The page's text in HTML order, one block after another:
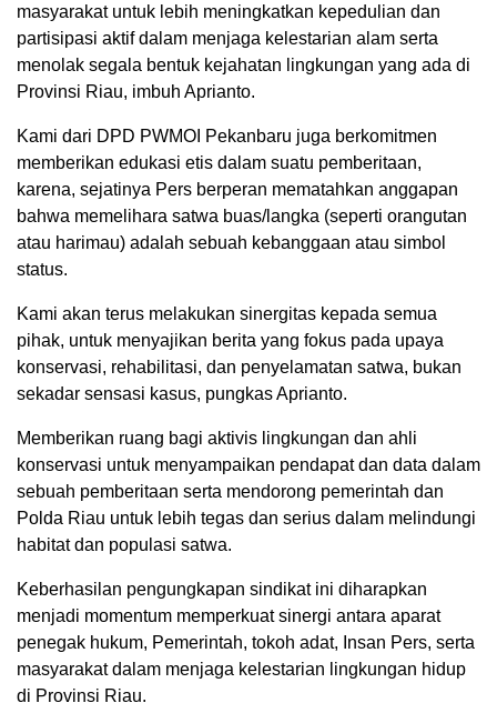
masyarakat untuk lebih meningkatkan kepedulian dan
partisipasi aktif dalam menjaga kelestarian alam serta
menolak segala bentuk kejahatan lingkungan yang ada di
Provinsi Riau, imbuh Aprianto.
Kami dari DPD PWMOI Pekanbaru juga berkomitmen
memberikan edukasi etis dalam suatu pemberitaan,
karena, sejatinya Pers berperan mematahkan anggapan
bahwa memelihara satwa buas/langka (seperti orangutan
atau harimau) adalah sebuah kebanggaan atau simbol
status.
Kami akan terus melakukan sinergitas kepada semua
pihak, untuk menyajikan berita yang fokus pada upaya
konservasi, rehabilitasi, dan penyelamatan satwa, bukan
sekadar sensasi kasus, pungkas Aprianto.
Memberikan ruang bagi aktivis lingkungan dan ahli
konservasi untuk menyampaikan pendapat dan data dalam
sebuah pemberitaan serta mendorong pemerintah dan
Polda Riau untuk lebih tegas dan serius dalam melindungi
habitat dan populasi satwa.
Keberhasilan pengungkapan sindikat ini diharapkan
menjadi momentum memperkuat sinergi antara aparat
penegak hukum, Pemerintah, tokoh adat, Insan Pers, serta
masyarakat dalam menjaga kelestarian lingkungan hidup
di Provinsi Riau.